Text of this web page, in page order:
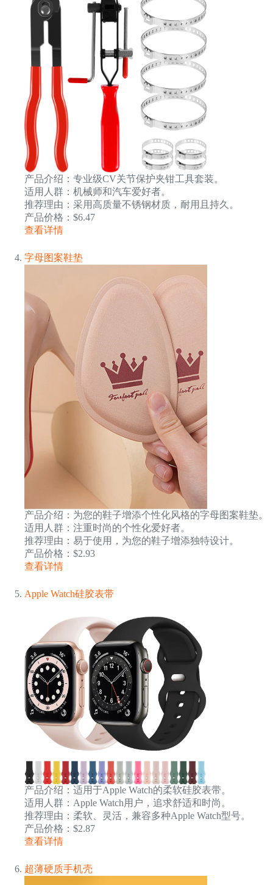
产品介绍：专业级CV关节保护夹钳工具套装。
适用人群：机械师和汽车爱好者。
推荐理由：采用高质量不锈钢材质，耐用且持久。
产品价格：$6.47
查看详情
字母图案鞋垫
产品介绍：为您的鞋子增添个性化风格的字母图案鞋垫。
适用人群：注重时尚的个性化爱好者。
推荐理由：易于使用，为您的鞋子增添独特设计。
产品价格：$2.93
查看详情
Apple Watch硅胶表带
产品介绍：适用于Apple Watch的柔软硅胶表带。
适用人群：Apple Watch用户，追求舒适和时尚。
推荐理由：柔软、灵活，兼容多种Apple Watch型号。
产品价格：$2.87
查看详情
超薄硬质手机壳